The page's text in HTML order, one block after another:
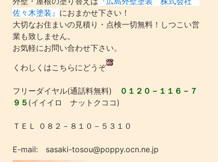
佐々木塗装』 におまかせ下さい！
大切なお住まいの見積り・点検一切無料！しつこい営
業も致しません。
お気軽にお問い合わせ下さい。
くわしくはこちらにどうぞ
フリーダイヤル(通話料無料)
０１２０－１１６－７
９５ (イイイロ ナットクココ)
ＴＥＬ ０８２－８１０－５３１０
E-mail: sasaki-tosou@poppy.ocn.ne.jp